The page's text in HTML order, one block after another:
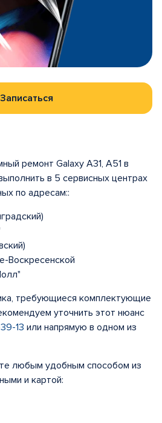
Записаться
ремонт Galaxy A31, A51 в
в 5 сервисных центрах
по адресам::
Воскресенской
требующиеся комплектующие
уточнить этот нюанс
13 или напрямую в одном из
любым удобным способом из
и картой: